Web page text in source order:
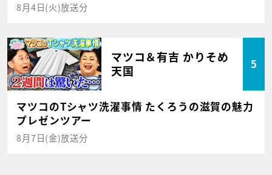
8月4日(火)放送分
マツコ＆有吉 かりそめ
天国
5
マツコのTシャツ洗濯事情 たくろうの滋賀の魅力
プレゼンツアー
8月7日(金)放送分